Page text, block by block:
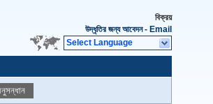
বিক্রয়
উদ্ধৃতির জন্য আবেদন- Email
Select Language